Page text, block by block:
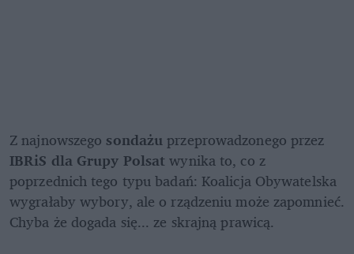
Z najnowszego sondażu
IBRiS dla Grupy Polsat wynika to, co z
poprzednich tego typu badań: Koalicja Obywatelska
wygrałaby wybory, ale o rządzeniu może zapomnieć.
Chyba że dogada się... ze skrajną prawicą.